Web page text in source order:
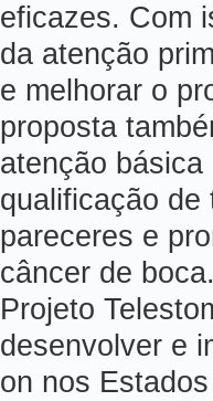
eficazes. Com
da atenção
e melhorar o
proposta
atenção
qualificação de
pareceres e
câncer de
Projeto
desenvolver e
on nos